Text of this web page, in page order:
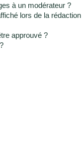
à un modérateur ?
lors de la rédaction
approuvé ?